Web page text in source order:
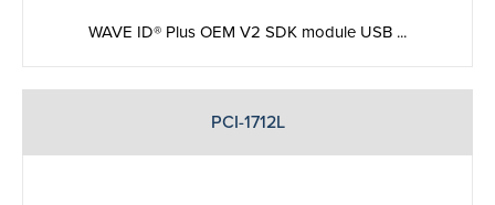
WAVE ID® Plus OEM V2 SDK module USB ...
PCI-1712L